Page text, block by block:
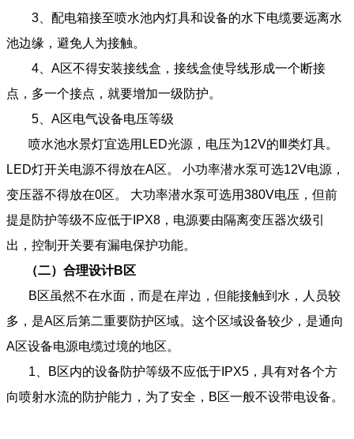
3、配电箱接至喷水池内灯具和设备的水下电缆要远离水
池边缘，避免人为接触。
4、A区不得安装接线盒，接线盒使导线形成一个断接
点，多一个接点，就要增加一级防护。
5、A区电气设备电压等级
喷水池水景灯宜选用LED光源，电压为12V的Ⅲ类灯具。
LED灯开关电源不得放在A区。 小功率潜水泵可选12V电源，
变压器不得放在0区。 大功率潜水泵可选用380V电压，但前
提是防护等级不应低于IPX8，电源要由隔离变压器次级引
出，控制开关要有漏电保护功能。
（二）合理设计B 区
B区虽然不在水面，而是在岸边，但能接触到水，人员较
多，是A区后第二重要防护区域。这个区域设备较少，是通向
A区设备电源电缆过境的地区。
1、B区内的设备防护等级不应低于IPX5，具有对各个方
向喷射水流的防护能力，为了安全，B区一般不设带电设备。